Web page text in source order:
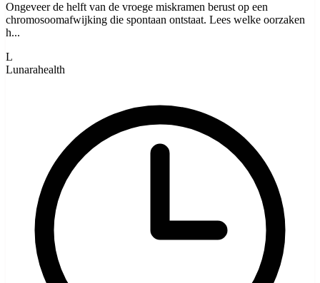
Ongeveer de helft van de vroege miskramen berust op een
chromosoomafwijking die spontaan ontstaat. Lees welke oorzaken
h...
L
Lunarahealth